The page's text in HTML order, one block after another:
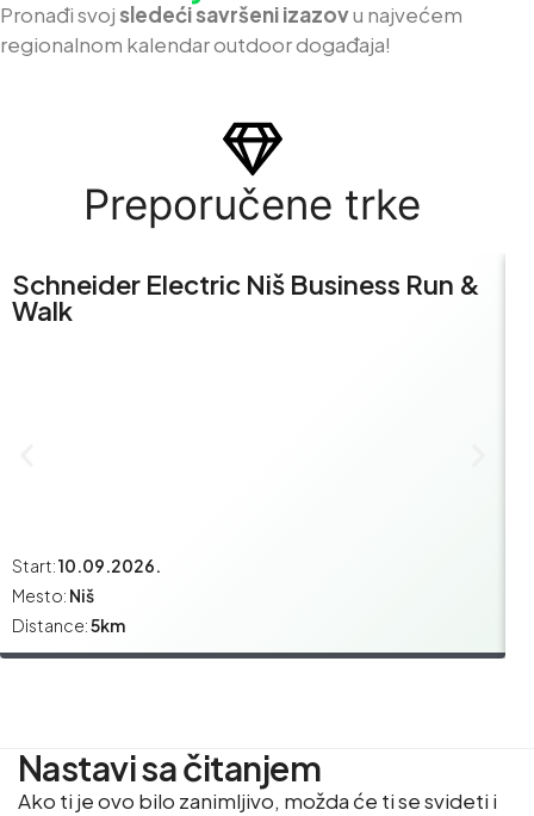
Pronađi svojsledeći savršeni izazovu najvećem
regionalnom kalendar outdoor događaja!
Preporučene trke
Schneider Electric Niš Business Run &
Walk
Start:10.09.2026.
Mesto: Niš
Distance:5km
Nastavi sa čitanjem
Ako ti je ovo bilo zanimljivo, možda će ti se svideti i